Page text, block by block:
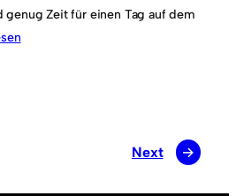
genug Zeit für einen Tag auf dem
Next →